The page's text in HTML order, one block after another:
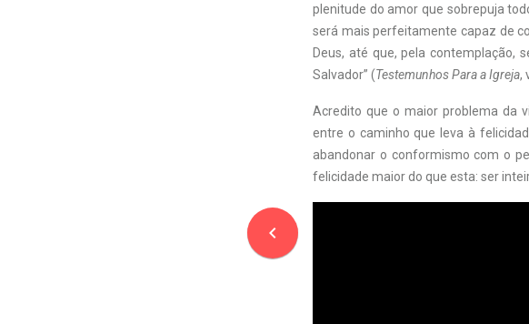
navigate_before
plenitude do amor que sobrepuja
será mais perfeitamente capaz de
Deus, até que, pela contemplação,
Salvador” (Testemunhos Para a Igreja,
Acredito que o maior problema da
entre o caminho que leva à
abandonar o conformismo com o
felicidade maior do que esta: ser